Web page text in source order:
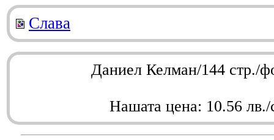
Слава
Даниел Келман/144 стр./
Нашата цена: 10.56 лв./